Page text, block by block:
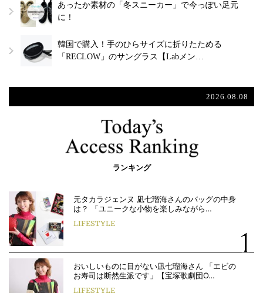
あったか素材の「冬スニーカー」で今っぽい足元
に！
韓国で購入！手のひらサイズに折りたためる
「RECLOW」のサングラス【Labメン…
2026.08.08
ランキング
元タカラジェンヌ 凪七瑠海さんのバッグの中身
は？ 「ユニークな小物を楽しみながら…
LIFESTYLE
おいしいものに目がない凪七瑠海さん 「エビの
お寿司は断然生派です」【宝塚歌劇団O…
LIFESTYLE